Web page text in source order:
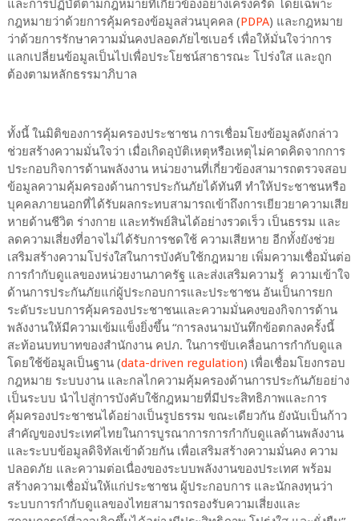
และการปฏิบัติตามกฎหมายที่เกี่ยวข้องอย่างเคร่งครัด โดยเฉพาะ
กฎหมายว่าด้วยการคุ้มครองข้อมูลส่วนบุคคล (PDPA) และกฎหมาย
ว่าด้วยการรักษาความมั่นคงปลอดภัยไซเบอร์ เพื่อให้มั่นใจว่าการ
แลกเปลี่ยนข้อมูลเป็นไปเพื่อประโยชน์สาธารณะ โปร่งใส และถูก
ต้องตามหลักธรรมาภิบาล
ทั้งนี้ ในมิติของการคุ้มครองประชาชน การเชื่อมโยงข้อมูลดังกล่าว
ช่วยสร้างความมั่นใจว่า เมื่อเกิดอุบัติเหตุหรือเหตุไม่คาดคิดจากการ
ประกอบกิจการด้านพลังงาน หน่วยงานที่เกี่ยวข้องสามารถตรวจสอบ
ข้อมูลความคุ้มครองด้านการประกันภัยได้ทันที ทำให้ประชาชนหรือ
บุคคลภายนอกที่ได้รับผลกระทบสามารถเข้าถึงการเยียวยาความเสีย
หายด้านชีวิต ร่างกาย และทรัพย์สินได้อย่างรวดเร็ว เป็นธรรม และ
ลดความเสี่ยงที่อาจไม่ได้รับการชดใช้ ความเสียหาย อีกทั้งยังช่วย
เสริมสร้างความโปร่งใสในการบังคับใช้กฎหมาย เพิ่มความเชื่อมั่นต่อ
การกำกับดูแลของหน่วยงานภาครัฐ และส่งเสริมความรู้ ความเข้าใจ
ด้านการประกันภัยแก่ผู้ประกอบการและประชาชน อันเป็นการยก
ระดับระบบการคุ้มครองประชาชนและความมั่นคงของกิจการด้าน
พลังงานให้มีความเข้มแข็งยิ่งขึ้น “การลงนามบันทึกข้อตกลงครั้งนี้
สะท้อนบทบาทของสำนักงาน คปภ. ในการขับเคลื่อนการกำกับดูแล
โดยใช้ข้อมูลเป็นฐาน (data-driven regulation) เพื่อเชื่อมโยงกรอบ
กฎหมาย ระบบงาน และกลไกความคุ้มครองด้านการประกันภัยอย่าง
เป็นระบบ นำไปสู่การบังคับใช้กฎหมายที่มีประสิทธิภาพและการ
คุ้มครองประชาชนได้อย่างเป็นรูปธรรม ขณะเดียวกัน ยังนับเป็นก้าว
สำคัญของประเทศไทยในการบูรณาการการกำกับดูแลด้านพลังงาน
และระบบข้อมูลดิจิทัลเข้าด้วยกัน เพื่อเสริมสร้างความมั่นคง ความ
ปลอดภัย และความต่อเนื่องของระบบพลังงานของประเทศ พร้อม
สร้างความเชื่อมั่นให้แก่ประชาชน ผู้ประกอบการ และนักลงทุนว่า
ระบบการกำกับดูแลของไทยสามารถรองรับความเสี่ยงและ